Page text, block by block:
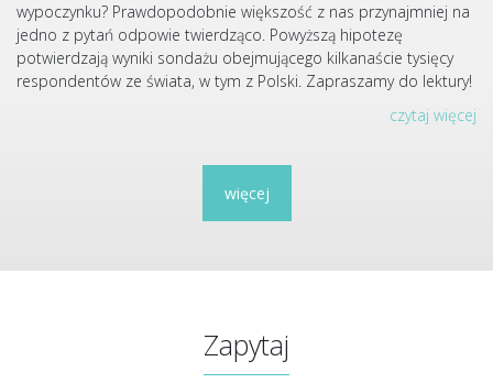
wypoczynku? Prawdopodobnie większość z nas przynajmniej na
jedno z pytań odpowie twierdząco. Powyższą hipotezę
potwierdzają wyniki sondażu obejmującego kilkanaście tysięcy
respondentów ze świata, w tym z Polski. Zapraszamy do lektury!
czytaj więcej
więcej
Zapytaj